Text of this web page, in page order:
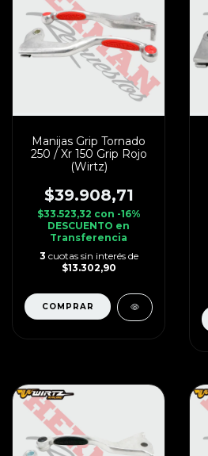
Manijas Grip Tornado
250 / Xr 150 Grip Rojo
(Wirtz)
$39.908,71
$33.523,32 con -16%
DESCUENTO en
Transferencia
3 cuotas sin interés de
$13.302,90